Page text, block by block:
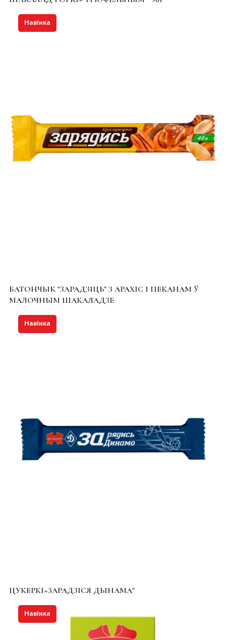
Навінка
БАТОНЧЫК "ЗАРАДЗІЦЬ" З АРАХІС І ПЕКАНАМ Ў
МАЛОЧНЫМ ШАКАЛАДЗЕ
Навінка
ЦУКЕРКІ»ЗАРАДЗІСЯ ДЫНАМА"
Навінка